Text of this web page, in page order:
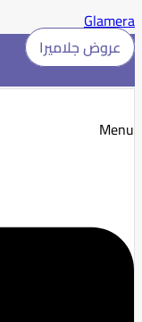
Glamera
عروض جلاميرا
Menu